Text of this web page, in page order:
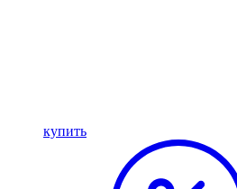
купить